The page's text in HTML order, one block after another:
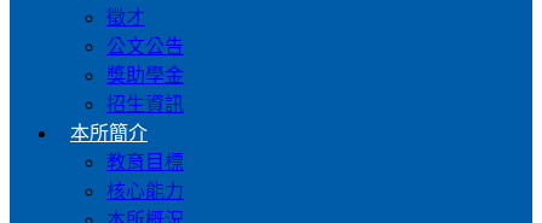
徵才
公文公告
獎助學金
招生資訊
本所簡介
教育目標
核心能力